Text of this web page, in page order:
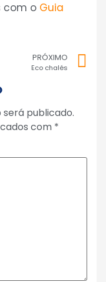
com o Guia
PRÓXIMO
Eco chalés
publicado.
com *